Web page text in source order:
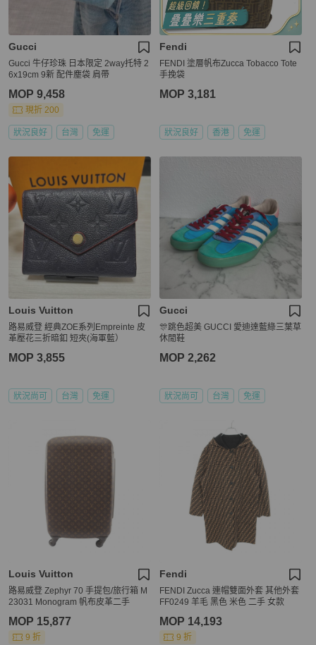
Gucci
Gucci 牛仔珍珠 日本限定 2way托特 2
6x19cm 9新 配件塵袋 肩帶
MOP 9,458
現折 200
狀況良好 台灣 免運
Fendi
FENDI 塗層帆布Zucca Tobacco Tote
手挽袋
MOP 3,181
狀況良好 香港 免運
Louis Vuitton
路易威登 經典ZOE系列Empreinte 皮
革壓花三折暗釦 短夾(海軍藍）
MOP 3,855
狀況尚可 台灣 免運
Gucci
🎊跳色超美 GUCCI 愛迪達藍綠三葉草
休閒鞋
MOP 2,262
狀況尚可 台灣 免運
Louis Vuitton
路易威登 Zephyr 70 手提包/旅行箱 M
23031 Monogram 帆布皮革二手
MOP 15,877
9 折
Fendi
FENDI Zucca 連帽雙面外套 其他外套
FF0249 羊毛 黑色 米色 二手 女款
MOP 14,193
9 折